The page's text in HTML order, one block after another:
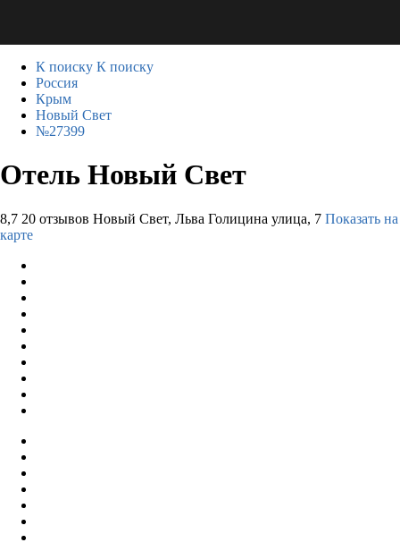
К поиску К поиску
Россия
Крым
Новый Свет
№27399
Отель Новый Свет
8,7 20 отзывов Новый Свет, Льва Голицина улица, 7 Показать на
карте